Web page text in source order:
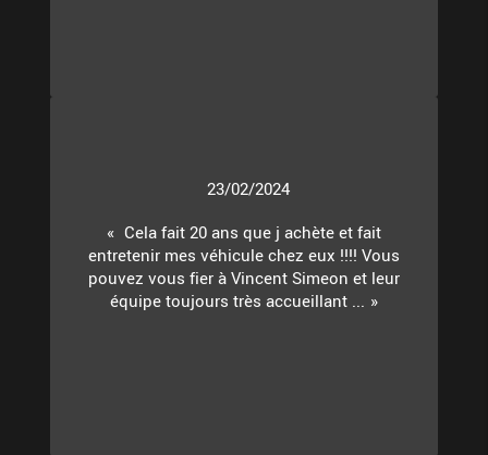
23/02/2024
Cela fait 20 ans que j achète et fait
entretenir mes véhicule chez eux !!!! Vous
pouvez vous fier à Vincent Simeon et leur
équipe toujours très accueillant ...